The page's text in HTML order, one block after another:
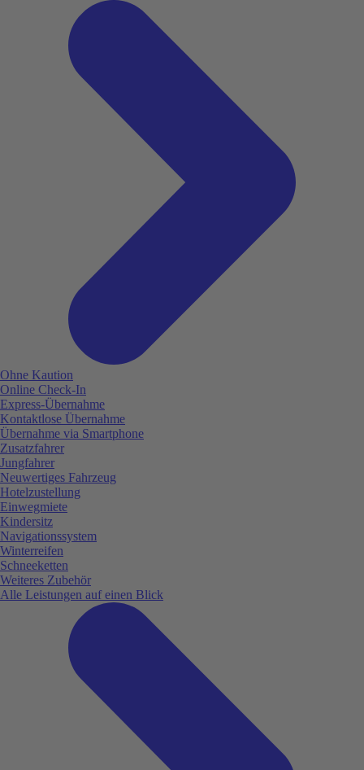
Ohne Kaution
Online Check-In
Express-Übernahme
Kontaktlose Übernahme
Übernahme via Smartphone
Zusatzfahrer
Jungfahrer
Neuwertiges Fahrzeug
Hotelzustellung
Einwegmiete
Kindersitz
Navigationssystem
Winterreifen
Schneeketten
Weiteres Zubehör
Alle Leistungen auf einen Blick